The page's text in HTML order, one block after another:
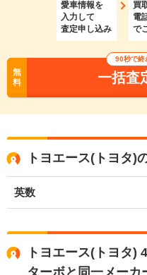
愛車情報を
入力して
査定申し込み
買
電
で
無
料
90秒で終
一括査
トヨエース(トヨタ)
英数
トヨエース(トヨタ)
ターボと同一メー